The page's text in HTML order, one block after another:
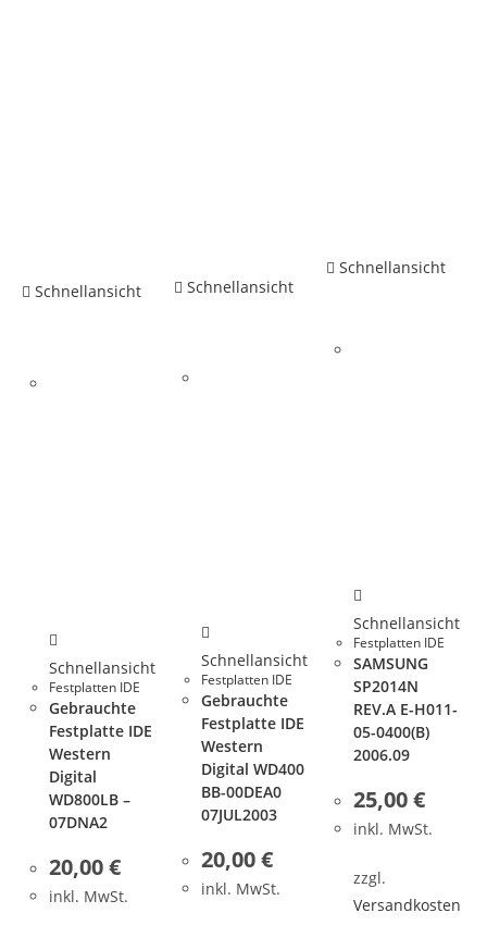
Schnellansicht
Schnellansicht
Festplatten IDE
Gebrauchte
Festplatte IDE
Western
Digital
WD800LB –
07DNA2
20,00€
inkl. MwSt.
Schnellansicht
Schnellansicht
Festplatten IDE
Gebrauchte
Festplatte IDE
Western
Digital WD400
BB-00DEA0
07JUL2003
20,00€
inkl. MwSt.
Schnellansicht
Schnellansicht
Festplatten IDE
SAMSUNG
SP2014N
REV.A E-H011-
05-0400(B)
2006.09
25,00€
inkl. MwSt.
zzgl.
Versandkosten